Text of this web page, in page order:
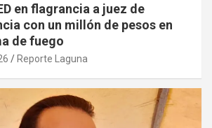
en flagrancia a juez de
con un millón de pesos en
de fuego
Reporte Laguna